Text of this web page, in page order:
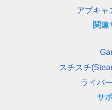
アプキャ
関連
スチスチ
ライバ
サ